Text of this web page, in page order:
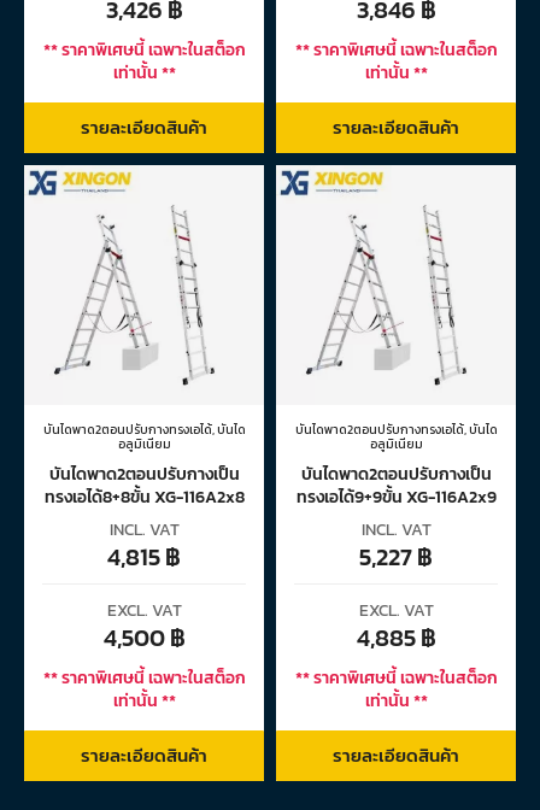
3,426 ฿
** ราคาพิเศษนี้ เฉพาะในสต็อก
เท่านั้น **
รายละเอียดสินค้า
3,846 ฿
** ราคาพิเศษนี้ เฉพาะในสต็อก
เท่านั้น **
รายละเอียดสินค้า
บันไดพาด2ตอนปรับกางทรงเอได้,บันได
อลูมิเนียม
บันไดพาด2ตอนปรับกางเป็น
ทรงเอได้8+8ขั้น XG-116A2x8
INCL. VAT
4,815฿
EXCL. VAT
4,500฿
** ราคาพิเศษนี้ เฉพาะในสต็อก
เท่านั้น **
รายละเอียดสินค้า
บันไดพาด2ตอนปรับกางทรงเอได้,บันได
อลูมิเนียม
บันไดพาด2ตอนปรับกางเป็น
ทรงเอได้9+9ขั้น XG-116A2x9
INCL. VAT
5,227฿
EXCL. VAT
4,885฿
** ราคาพิเศษนี้ เฉพาะในสต็อก
เท่านั้น **
รายละเอียดสินค้า